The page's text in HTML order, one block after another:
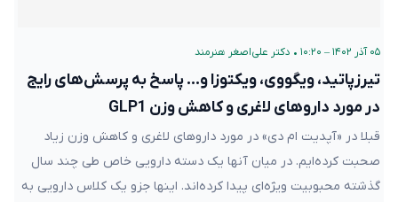
۰۵ آذر ۱۴۰۲ – ۱۰:۲۰ • دکتر علی‌اصغر هنرمند
تیرزپاتید، ویگووی، ویکتوزا و… پاسخ به پرسش‌های رایج
در مورد داروهای لاغری و کاهش وزن GLP1
قبلا در «آپدیت ام دی» در مورد داروهای لاغری و کاهش وزن زیاد
صحبت کرده‌ایم. در میان آنها یک دسته دارویی خاص طی چند سال
گذشته محبوبیت ویژه‌ای پیدا کرده‌اند. اینها جزو یک کلاس دارویی به